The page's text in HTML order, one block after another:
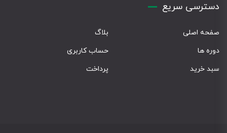
دسترسی سریع
صفحه اصلی
بلاگ
دوره ها
حساب کاربری
سبد خرید
پرداخت